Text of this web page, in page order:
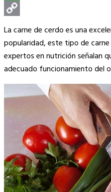
WhatsApp
Copy
Link
La carne de cerdo es una
popularidad, este tipo de
expertos en nutrición señalan
adecuado funcionamiento del